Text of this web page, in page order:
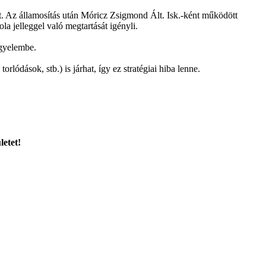
Az államosítás után Móricz Zsigmond Ált. Isk.-ként működött
jelleggel való megtartását igényli.
stb.) is járhat, így ez stratégiai hiba lenne.